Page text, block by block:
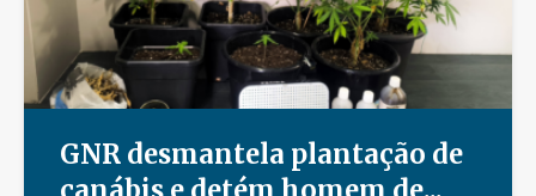
GNR desmantela plantação de